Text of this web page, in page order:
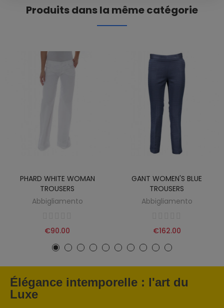
Produits dans la même catégorie
PHARD WHITE WOMAN
TROUSERS
Abbigliamento
€90.00
GANT WOMEN'S BLUE
TROUSERS
Abbigliamento
€162.00
Élégance intemporelle : l'art du
Luxe